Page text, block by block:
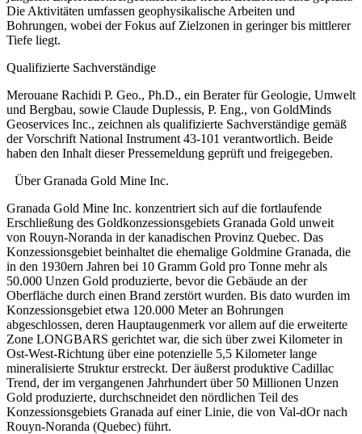
Die Aktivitäten umfassen geophysikalische Arbeiten und
Bohrungen, wobei der Fokus auf Zielzonen in geringer bis mittlerer
Tiefe liegt.
Qualifizierte Sachverständige
Merouane Rachidi P. Geo., Ph.D., ein Berater für Geologie, Umwelt
und Bergbau, sowie Claude Duplessis, P. Eng., von GoldMinds
Geoservices Inc., zeichnen als qualifizierte Sachverständige gemäß
der Vorschrift National Instrument 43-101 verantwortlich. Beide
haben den Inhalt dieser Pressemeldung geprüft und freigegeben.
Über Granada Gold Mine Inc.
Granada Gold Mine Inc. konzentriert sich auf die fortlaufende
Erschließung des Goldkonzessionsgebiets Granada Gold unweit
von Rouyn-Noranda in der kanadischen Provinz Quebec. Das
Konzessionsgebiet beinhaltet die ehemalige Goldmine Granada, die
in den 1930ern Jahren bei 10 Gramm Gold pro Tonne mehr als
50.000 Unzen Gold produzierte, bevor die Gebäude an der
Oberfläche durch einen Brand zerstört wurden. Bis dato wurden im
Konzessionsgebiet etwa 120.000 Meter an Bohrungen
abgeschlossen, deren Hauptaugenmerk vor allem auf die erweiterte
Zone LONGBARS gerichtet war, die sich über zwei Kilometer in
Ost-West-Richtung über eine potenzielle 5,5 Kilometer lange
mineralisierte Struktur erstreckt. Der äußerst produktive Cadillac
Trend, der im vergangenen Jahrhundert über 50 Millionen Unzen
Gold produzierte, durchschneidet den nördlichen Teil des
Konzessionsgebiets Granada auf einer Linie, die von Val-dOr nach
Rouyn-Noranda (Quebec) führt.